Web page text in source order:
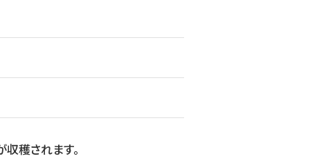
穫されます。